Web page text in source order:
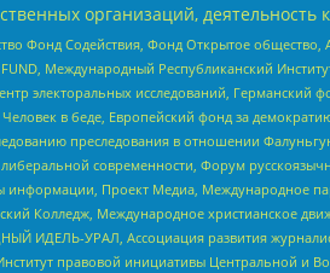
организаций,
Фонд Содействия, Фонд Открытое
Международный Республиканский
электоральных исследований,
в беде, Европейский фонд за
преследования в отношении
современности, Форум
Проект Медиа, Международное
Колледж, Международное христианское
ИДЕЛЬ-УРАЛ, Ассоциация развития
правовой инициативы Центральной и